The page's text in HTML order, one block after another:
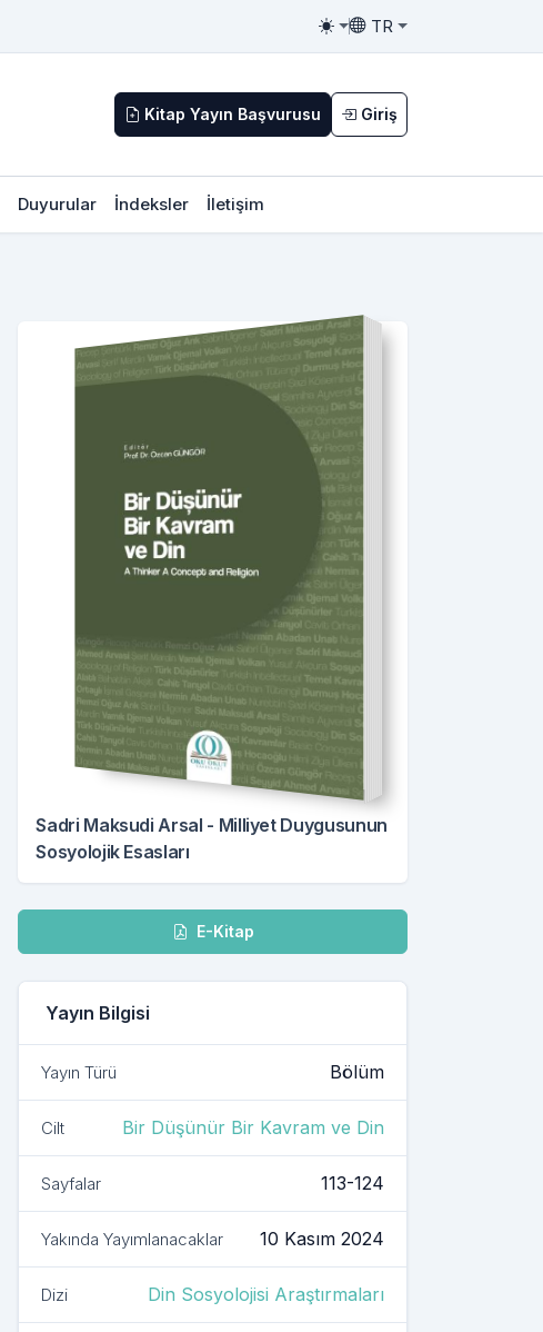
Toggle theme
TR
Toggle language
Kitap Yayın Başvurusu Giriş
Duyurular İndeksler İletişim
Sadri Maksudi Arsal - Milliyet Duygusunun
Sosyolojik Esasları
E-Kitap
Yayın Bilgisi
Yayın Türü Bölüm
Cilt Bir Düşünür Bir Kavram ve Din
Sayfalar 113-124
Yakında Yayımlanacaklar 10 Kasım 2024
Dizi Din Sosyolojisi Araştırmaları